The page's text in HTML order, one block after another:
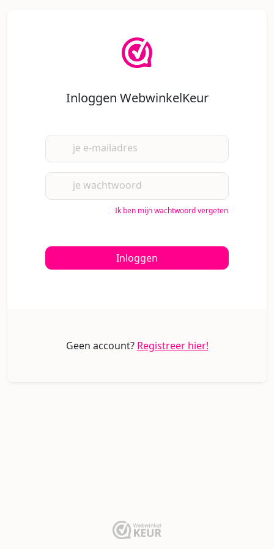
Inloggen WebwinkelKeur
je e-mailadres
je wachtwoord
Ik ben mijn wachtwoord vergeten
Inloggen
Geen account? Registreer hier!